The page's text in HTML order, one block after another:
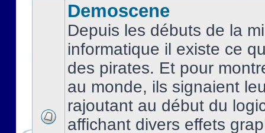
Demoscene
Depuis les débuts de la
informatique il existe ce
des pirates. Et pour
au monde, ils signaient
rajoutant au début du
affichant divers effets